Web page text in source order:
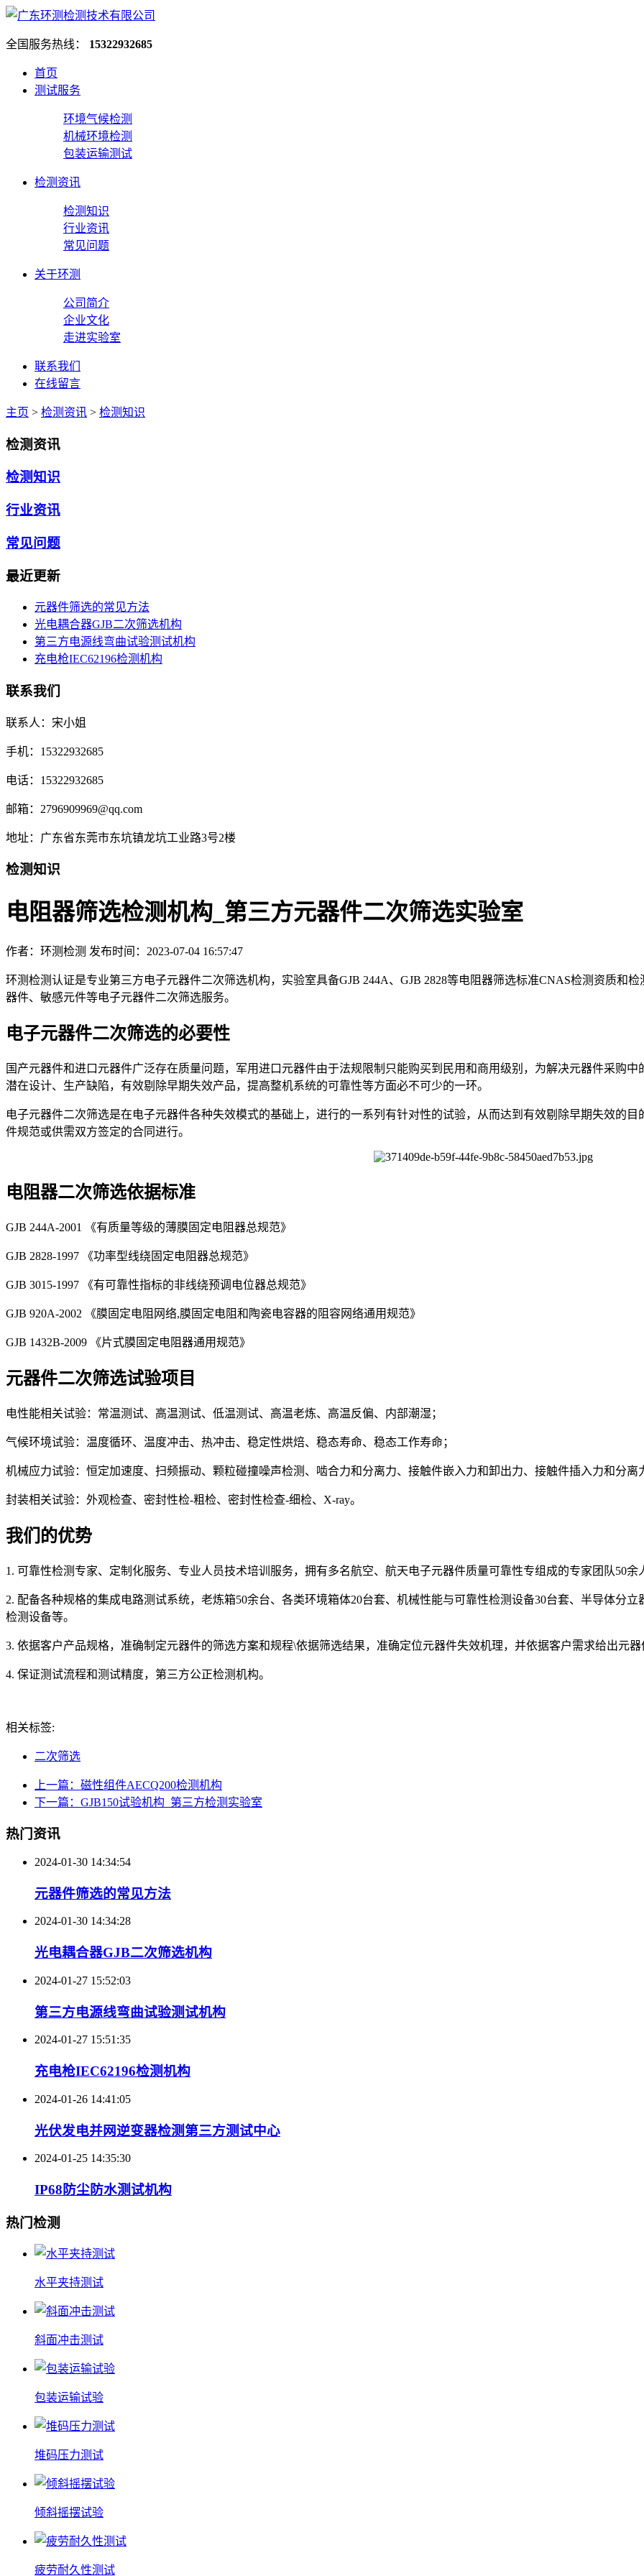
全国服务热线： 15322932685
首页
测试服务
环境气候检测
机械环境检测
包装运输测试
检测资讯
检测知识
行业资讯
常见问题
关于环测
公司简介
企业文化
走进实验室
联系我们
在线留言
主页 > 检测资讯 > 检测知识
检测资讯
检测知识
行业资讯
常见问题
最近更新
元器件筛选的常见方法
光电耦合器GJB二次筛选机构
第三方电源线弯曲试验测试机构
充电枪IEC62196检测机构
联系我们
联系人：宋小姐
手机：15322932685
电话：15322932685
邮箱：2796909969@qq.com
地址：广东省东莞市东坑镇龙坑工业路3号2楼
检测知识
电阻器筛选检测机构_第三方元器件二次筛选实验室
作者：环测检测 发布时间：2023-07-04 16:57:47
环测检测认证是专业第三方电子元器件二次筛选机构，实验室具备GJB 244A、GJB 2828等电阻器筛选标准CNAS检测资质和
器件、敏感元件等电子元器件二次筛选服务。
电子元器件二次筛选的必要性
国产元器件和进口元器件广泛存在质量问题，军用进口元器件由于法规限制只能购买到民用和商用级别，为解决元器件采购
潜在设计、生产缺陷，有效剔除早期失效产品，提高整机系统的可靠性等方面必不可少的一环。
电子元器件二次筛选是在电子元器件各种失效模式的基础上，进行的一系列有针对性的试验，从而达到有效剔除早期失效的
件规范或供需双方签定的合同进行。
电阻器二次筛选依据标准
GJB 244A-2001 《有质量等级的薄膜固定电阻器总规范》
GJB 2828-1997 《功率型线绕固定电阻器总规范》
GJB 3015-1997 《有可靠性指标的非线绕预调电位器总规范》
GJB 920A-2002 《膜固定电阻网络,膜固定电阻和陶瓷电容器的阻容网络通用规范》
GJB 1432B-2009 《片式膜固定电阻器通用规范》
元器件二次筛选试验项目
电性能相关试验：常温测试、高温测试、低温测试、高温老炼、高温反偏、内部潮湿；
气候环境试验：温度循环、温度冲击、热冲击、稳定性烘焙、稳态寿命、稳态工作寿命；
机械应力试验：恒定加速度、扫频振动、颗粒碰撞噪声检测、啮合力和分离力、接触件嵌入力和卸出力、接触件插入力和分离
封装相关试验：外观检查、密封性检-粗检、密封性检查-细检、X-ray。
我们的优势
1. 可靠性检测专家、定制化服务、专业人员技术培训服务，拥有多名航空、航天电子元器件质量可靠性专组成的专家团队50余
2. 配备各种规格的集成电路测试系统，老炼箱50余台、各类环境箱体20台套、机械性能与可靠性检测设备30台套、半导体分
检测设备等。
3. 依据客户产品规格，准确制定元器件的筛选方案和规程\依据筛选结果，准确定位元器件失效机理，并依据客户需求给出元器
4. 保证测试流程和测试精度，第三方公正检测机构。
相关标签:
二次筛选
上一篇：磁性组件AECQ200检测机构
下一篇：GJB150试验机构_第三方检测实验室
热门资讯
2024-01-30 14:34:54
元器件筛选的常见方法
2024-01-30 14:34:28
光电耦合器GJB二次筛选机构
2024-01-27 15:52:03
第三方电源线弯曲试验测试机构
2024-01-27 15:51:35
充电枪IEC62196检测机构
2024-01-26 14:41:05
光伏发电并网逆变器检测第三方测试中心
2024-01-25 14:35:30
IP68防尘防水测试机构
热门检测
水平夹持测试
斜面冲击测试
包装运输试验
堆码压力测试
倾斜摇摆试验
疲劳耐久性测试